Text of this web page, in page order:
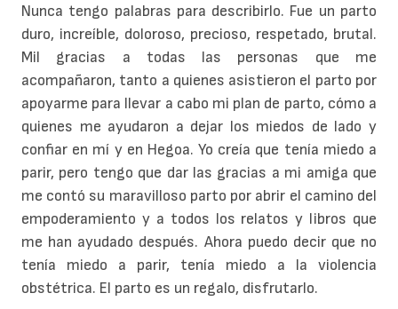
Nunca tengo palabras para describirlo. Fue un parto
duro, increíble, doloroso, precioso, respetado, brutal.
Mil gracias a todas las personas que me
acompañaron, tanto a quienes asistieron el parto por
apoyarme para llevar a cabo mi plan de parto, cómo a
quienes me ayudaron a dejar los miedos de lado y
confiar en mí y en Hegoa. Yo creía que tenía miedo a
parir, pero tengo que dar las gracias a mi amiga que
me contó su maravilloso parto por abrir el camino del
empoderamiento y a todos los relatos y libros que
me han ayudado después. Ahora puedo decir que no
tenía miedo a parir, tenía miedo a la violencia
obstétrica. El parto es un regalo, disfrutarlo.